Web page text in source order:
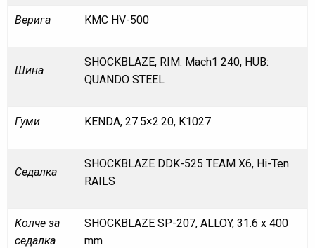
Верига KMC HV-500
Шина
SHOCKBLAZE, RIM: Mach1 240, HUB:
QUANDO STEEL
Гуми KENDA, 27.5×2.20, K1027
Седалка
SHOCKBLAZE DDK-525 TEAM X6, Hi-Ten
RAILS
Колче за
седалка
SHOCKBLAZE SP-207, ALLOY, 31.6 x 400
mm